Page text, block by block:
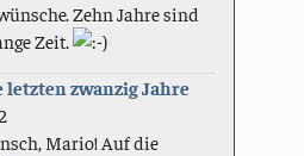
Zehn Jahre sind
Zeit.
letzten zwanzig Jahre
Mario! Auf die